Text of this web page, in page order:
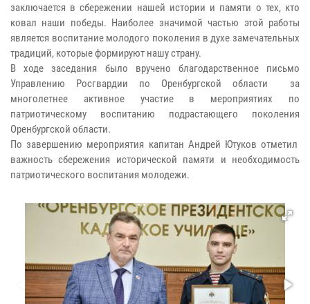
заключается в сбережении нашей истории и памяти о тех, кто
ковал наши победы. Наиболее значимой частью этой работы
является воспитание молодого поколения в духе замечательных
традиций, которые формируют нашу страну.
В ходе заседания было вручено благодарственное письмо
Управлению Росгвардии по Оренбургской области за
многолетнее активное участие в мероприятиях по
патриотическому воспитанию подрастающего поколения
Оренбургской области.
По завершению мероприятия капитан Андрей Ютуков отметил
важность сбережения исторической памяти и необходимость
патриотического воспитания молодежи.